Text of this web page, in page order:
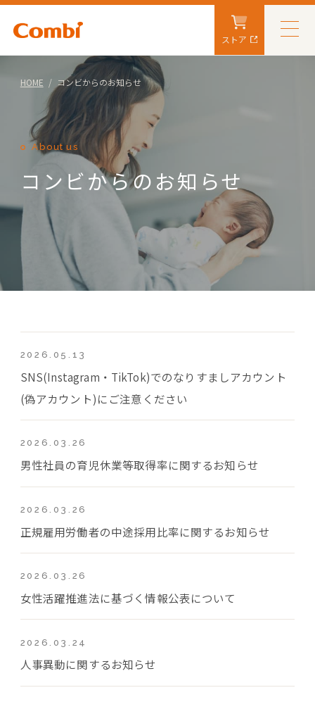
ストア
HOME コンビからのお知らせ
About us
コンビからのお知らせ
2026.05.13
SNS(Instagram・TikTok)でのなりすましアカウント
(偽アカウント)にご注意ください
2026.03.26
男性社員の育児休業等取得率に関するお知らせ
2026.03.26
正規雇用労働者の中途採用比率に関するお知らせ
2026.03.26
女性活躍推進法に基づく情報公表について
2026.03.24
人事異動に関するお知らせ